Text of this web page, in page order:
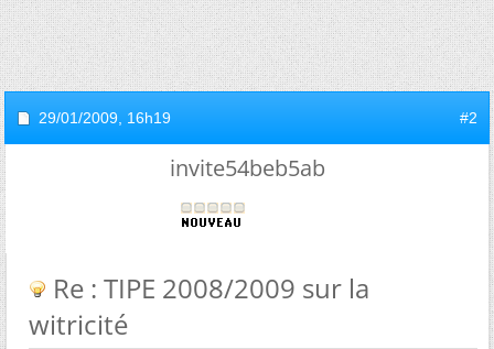
29/01/2009, 16h19 #2
invite54beb5ab
Re : TIPE 2008/2009 sur la
witricité